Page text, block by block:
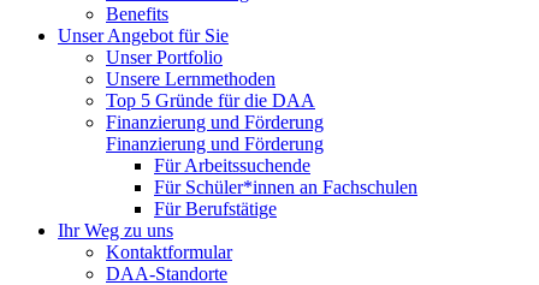
Benefits
Unser Angebot für Sie
Unser Portfolio
Unsere Lernmethoden
Top 5 Gründe für die DAA
Finanzierung und Förderung
Finanzierung und Förderung
Für Arbeitssuchende
Für Schüler*innen an Fachschulen
Für Berufstätige
Ihr Weg zu uns
Kontaktformular
DAA-Standorte